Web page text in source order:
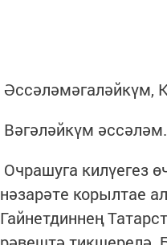
Әссәләмәгаләйкүм,
Вәгәләйкүм әссәләм.
Очрашуга килүегез
нәзарәте корылтае
Гайнетдиннең